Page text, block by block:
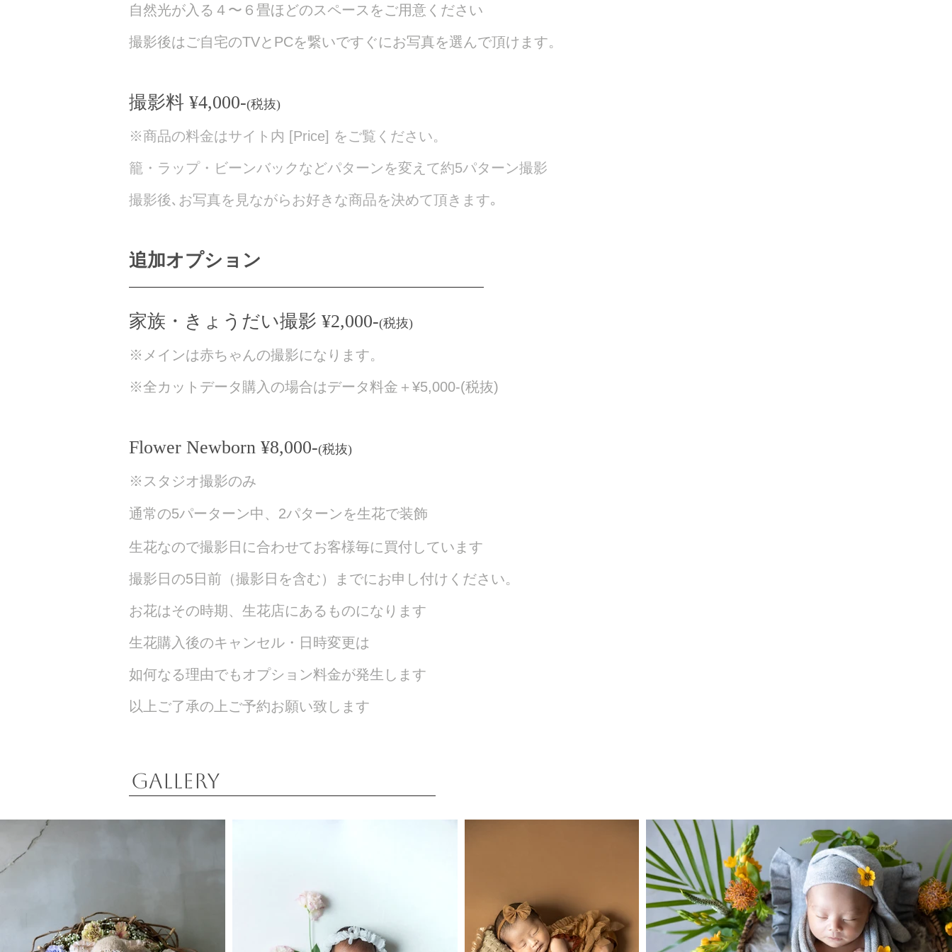
自然光が入る４〜６畳ほどのスペースをご用意ください
​撮影後はご自宅のTVとPCを繋いですぐにお写真を選んで頂けます。
撮影料 ¥4,000-(税抜)
※商品の料金はサイト内 [Price] をご覧ください。
籠・ラップ・ビーンバックなどパターンを変えて約5パターン撮影
撮影後､お写真を見ながらお好きな商品を決めて頂きます｡
追加オプション
家族・きょうだい撮影 ¥2,000-(税抜)
※メインは赤ちゃんの撮影になります。
​※全カットデータ購入の場合はデータ料金＋¥5,000-(税抜)
Flower Newborn ¥8,000-(税抜)
※スタジオ撮影のみ
通常の5パーターン中、2パターンを生花で装飾
生花なので撮影日に合わせてお客様毎に買付しています
撮影日の5日前（撮影日を含む）までにお申し付けください。
お花はその時期、生花店にあるものになります
生花購入後のキャンセル・日時変更は
如何なる理由でもオプション料金が発生します
​以上ご了承の上ご予約お願い致します
gallery